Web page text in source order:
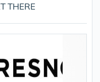
THERE